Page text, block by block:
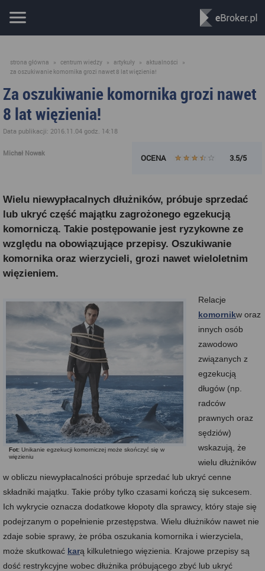
strona główna » centrum wiedzy » artykuły » aktualności
»
za oszukiwanie komornika grozi nawet 8 lat więzienia!
Za oszukiwanie komornika grozi nawet
8 lat więzienia!
Data publikacji: 2016.11.04 godz. 14:18
Michał Nowak OCENA 3.5/5
Wielu niewypłacalnych dłużników, próbuje sprzedać
lub ukryć część majątku zagrożonego egzekucją
komorniczą. Takie postępowanie jest ryzykowne ze
względu na obowiązujące przepisy. Oszukiwanie
komornika oraz wierzycieli, grozi nawet wieloletnim
więzieniem.
Fot: Unikanie egzekucji komorniczej może skończyć się w
więzieniu
Relacje
komornikw oraz
innych osób
zawodowo
związanych z
egzekucją
długów (np.
radców
prawnych oraz
sędziów)
wskazują, że
wielu dłużników
w obliczu niewypłacalności próbuje sprzedać lub ukryć cenne
składniki majątku. Takie próby tylko czasami kończą się sukcesem.
Ich wykrycie oznacza dodatkowe kłopoty dla sprawcy, który staje się
podejrzanym o popełnienie przestępstwa. Wielu dłużników nawet nie
zdaje sobie sprawy, że próba oszukania komornika i wierzyciela,
może skutkować karą kilkuletniego więzienia. Krajowe przepisy są
dość restrykcyjne wobec dłużnika próbującego zbyć lub ukryć